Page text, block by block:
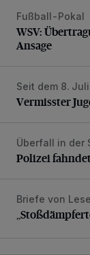
WSV:
Fußball-Pokal
WSV:
Ansage
Vermisster
Seit dem 8.
Vermisster
Polizei
Überfall in der
Polizei
Briefe von